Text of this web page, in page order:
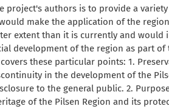
project's authors is to provide a
make the application of the
extent than it is currently and
development of the region as part
these particular points: 1.
in the development of the
to the general public. 2.
of the Pilsen Region and its